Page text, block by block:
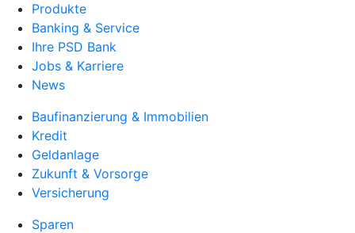
Produkte
Banking & Service
Ihre PSD Bank
Jobs & Karriere
News
Baufinanzierung & Immobilien
Kredit
Geldanlage
Zukunft & Vorsorge
Versicherung
Sparen